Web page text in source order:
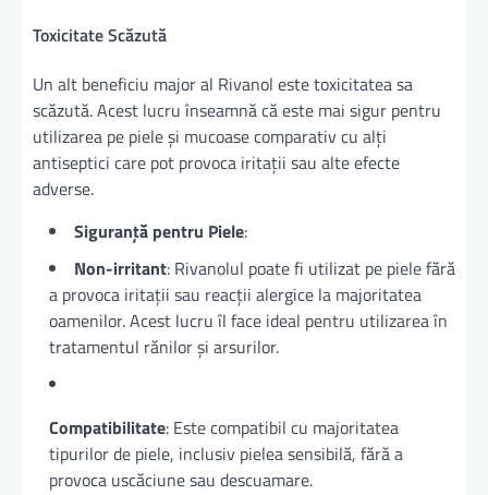
Toxicitate Scăzută
Un alt beneficiu major al Rivanol este toxicitatea sa
scăzută. Acest lucru înseamnă că este mai sigur pentru
utilizarea pe piele și mucoase comparativ cu alți
antiseptici care pot provoca iritații sau alte efecte
adverse.
Siguranță pentru Piele:
Non-irritant: Rivanolul poate fi utilizat pe piele fără
a provoca iritații sau reacții alergice la majoritatea
oamenilor. Acest lucru îl face ideal pentru utilizarea în
tratamentul rănilor și arsurilor.
Compatibilitate: Este compatibil cu majoritatea
tipurilor de piele, inclusiv pielea sensibilă, fără a
provoca uscăciune sau descuamare.